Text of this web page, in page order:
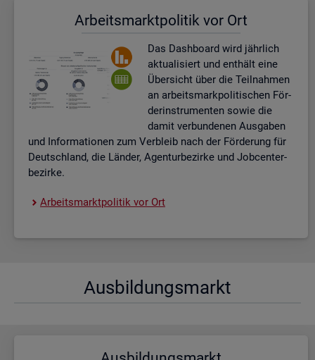
Ar­beits­markt­po­li­tik vor Ort
Das Da­sh­board wird jähr­lich
ak­tua­li­siert und ent­hält eine
Über­sicht über die Teil­nah­men
an ar­beits­mark­po­li­ti­schen För­
der­instru­men­ten sowie die
damit ver­bun­de­nen Aus­ga­ben
und In­for­ma­tio­nen zum Ver­bleib nach der För­de­rung für
Deutsch­land, die Län­der, Agen­tur­be­zir­ke und Job­cent­er­
be­zir­ke.
Ar­beits­markt­po­li­tik vor Ort
Aus­bil­dungs­markt